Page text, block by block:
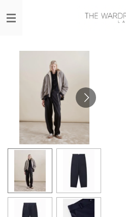
direct